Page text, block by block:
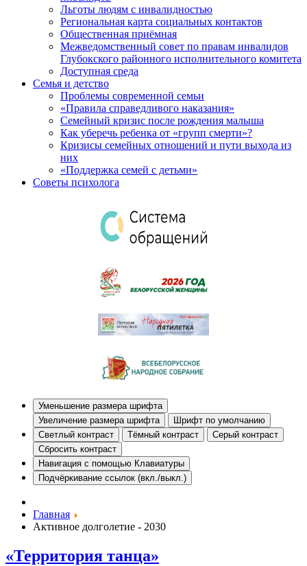
Льготы людям с инвалидностью
Региональная карта социальных контактов
Общественная приёмная
Межведомственный совет по правам инвалидов
Глубокского районного исполнительного комитета
Доступная среда
Семья и детство
Проблемы современной семьи
«Правила справедливого наказания»
Семейный кризис после рождения малыша
Как уберечь ребенка от «групп смерти»?
Кризисы семейных отношений и пути выхода из
них
«Поддержка семей с детьми»
Советы психолога
Уменьшение размера шрифта
Увеличение размера шрифта
Шрифт по умолчанию
Светлый контраст
Тёмный контраст
Серый контраст
Сбросить контраст
Навигация с помощью Клавиатуры
Подчёркивание ссылок (вкл./выкл.)
Главная
Активное долголетие - 2030
«Территория танца»